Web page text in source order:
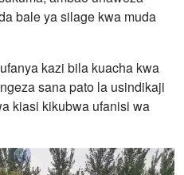
bale ya silage kwa muda
kazi bila kuacha kwa
sana pato la usindikaji
kiasi kikubwa ufanisi wa